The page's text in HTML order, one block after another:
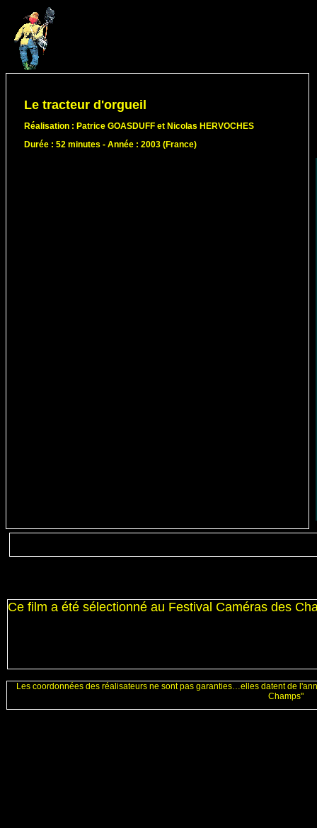
Les coordonnées des réalisateurs ne sont pas garanties…elles datent de
Champs"
Le tracteur d'orgueil
Réalisation : Patrice GOASDUFF et Nicolas HERVOCHES
Durée : 52 minutes - Année : 2003 (France)
Ce film a été sélectionné au Festival Caméras des